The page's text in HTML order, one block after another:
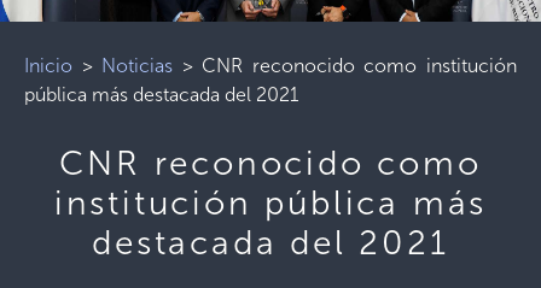
Inicio > Noticias > CNR reconocido como institución
pública más destacada del 2021
CNR reconocido como
institución pública más
destacada del 2021